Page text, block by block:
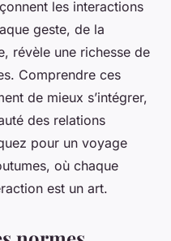
les interactions
geste, de la
révèle une richesse de
Comprendre ces
de mieux s’intégrer,
des relations
pour un voyage
où chaque
est un art.